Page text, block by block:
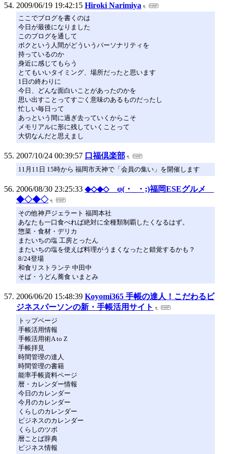
2009/06/19 19:42:15 Hiroki Narimiya
ここでブログを書くのは
今日が最後になりました
このブログを通して
ボクという人間がどういうパーソナリティを
持っているのか
身近に感じてもらう
とてもいいタイミング、場所だったと思います
1日の終わりに
今日、どんな面白いことがあったのかを
思い出すことってすごく意味のあるものだったし
忙しい毎日って
あっという間に過ぎ去っていくからこそ
メモリアルに形に残していくことって
大切なんだと思えまし
2007/10/24 00:39:57 口福倶楽部
11月11日 15時から 福岡市天神で「会員の集い」を開催します
2006/08/30 23:25:33 ◆◇◆◇ φ(・_・;)福岡ESEグルメ
◆◇◆◇
その他神戸ジェラート 福岡本社
あなたも一口食べれば絶対に全種類制覇したくなるはず。
惣菜・食材・デリカ
またいちの塩 工房とったん
またいちの塩を使えば料理がうまくなったと錯覚するかも？
8/24登場
和食リストランテ 中田中
そば・うどん蕎食 いまとみ
2006/06/20 15:48:39 Koyomi365 手帳の達人！こだわるビ
ジネスパーソンの新・手帳活用サイト
トップページ
手帳活用情報
手帳活用術A to Z
手帳拝見
時間管理の達人
時間管理の書籍
能率手帳資料ページ
暦・カレンダー情報
今日のカレンダー
今月のカレンダー
くらしのカレンダー
ビジネスのカレンダー
くらしのツボ
暦ことば辞典
ビジネス情報